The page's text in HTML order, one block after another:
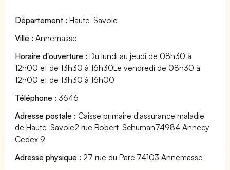
Département : Haute-Savoie
Ville : Annemasse
Horaire d'ouverture : Du lundi au jeudi de 08h30 à
12h00 et de 13h30 à 16h30Le vendredi de 08h30 à
12h00 et de 13h30 à 16h00
Téléphone : 3646
Adresse postale : Caisse primaire d'assurance maladie
de Haute-Savoie2 rue Robert-Schuman74984 Annecy
Cedex 9
Adresse physique : 27 rue du Parc 74103 Annemasse